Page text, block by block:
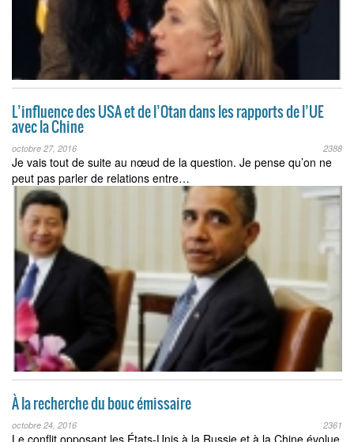
L’influence des USA et de l’Otan dans les rapports de l’UE
avec la Chine
octobre 27, 2016 2388
Je vais tout de suite au nœud de la question. Je pense qu’on ne
peut pas parler de relations entre…
À la recherche du bouc émissaire
octobre 24, 2016 2361